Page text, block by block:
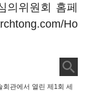
의위원회 홈페
Ho
회관에서 열린 제1회 세